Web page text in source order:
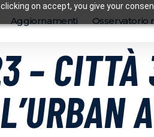
on accept, you give your
Aggiornamenti Osservatorio
– CITTÀ